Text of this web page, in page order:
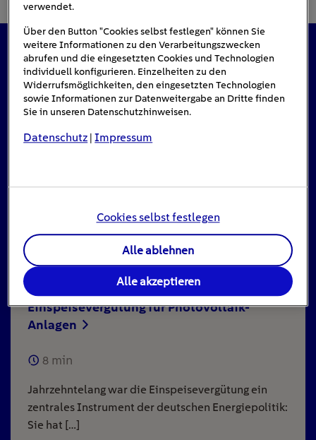
Das könnte Sie auch interessieren
Einspeisevergütung für Photovoltaik-
Anlagen
8 min
Jahrzehntelang war die Einspeisevergütung ein
zentrales Instrument der deutschen Energiepolitik:
Sie hat […]
verwendet.
Über den Button "Cookies selbst festlegen" können Sie
weitere Informationen zu den Verarbeitungszwecken
abrufen und die eingesetzten Cookies und Technologien
individuell konfigurieren. Einzelheiten zu den
Widerrufsmöglichkeiten, den eingesetzten Technologien
sowie Informationen zur Datenweitergabe an Dritte finden
Sie in unseren Datenschutzhinweisen.
Datenschutz |Impressum
Cookies selbst festlegen
Alle ablehnen
Alle akzeptieren